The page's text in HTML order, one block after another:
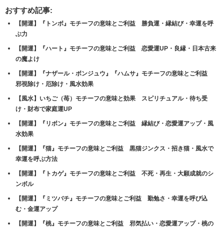
し
て
Twitter
で
共
有
(新
し
い
ウ
ィ
ン
ド
ウ
で
開
き
す)
す
る
は
ク
く
だ
さ
い
(新
し
い
ィ
ン
で
開
き
す)
で
(新
し
ィ
ン
ド
ウ
で
開
す)
おすすめ記事:
【開運】『トンボ』モチーフの意味とご利益 勝負運・縁結び・幸運を呼
ぶ力
【開運】『ハート』モチーフの意味とご利益 恋愛運UP・良縁・日本古来
の魔よけ
【開運】『ナザール・ボンジュウ』『ハムサ』モチーフの意味とご利益
邪視除け・厄除け・風水効果
【風水】いちご（苺）モチーフの意味と効果 スピリチュアル・待ち受
け・財布で家庭運UP
【開運】『リボン』モチーフの意味とご利益 縁結び・恋愛運アップ・風
水効果
【開運】『猫』モチーフの意味とご利益 黒猫ジンクス・招き猫・風水で
幸運を呼ぶ方法
【開運】『トカゲ』モチーフの意味とご利益 不死・再生・大願成就のシ
ンボル
【開運】『ミツバチ』モチーフの意味とご利益 勤勉さ・幸運を呼び込
む・金運アップ
【開運】『桃』モチーフの意味とご利益 邪気払い・恋愛運アップ・桃の